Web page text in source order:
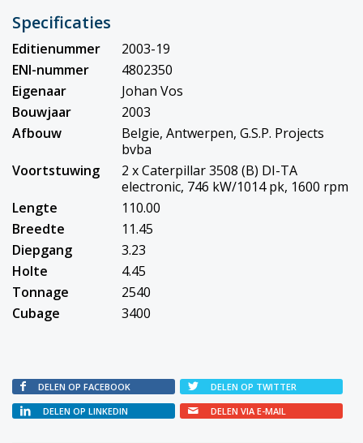
Specificaties
Editienummer
2003-19
ENI-nummer
4802350
Eigenaar
Johan Vos
Bouwjaar
2003
Afbouw
Belgie, Antwerpen, G.S.P. Projects
bvba
Voortstuwing
2 x Caterpillar 3508 (B) DI-TA
electronic, 746 kW/1014 pk, 1600 rpm
Lengte
110.00
Breedte
11.45
Diepgang
3.23
Holte
4.45
Tonnage
2540
Cubage
3400
DELEN OP FACEBOOK
DELEN OP TWITTER
DELEN OP LINKEDIN
DELEN VIA E-MAIL